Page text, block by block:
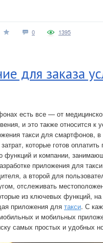
0 1395
для заказа
есть все — от
и это также относится к
такси для смартфонов,
которые готов
функций и компании,
приложения для
а второй для
отслеживать
из ключевых функций,
приложения для такси. С
и мобильных
самых простых и удобных